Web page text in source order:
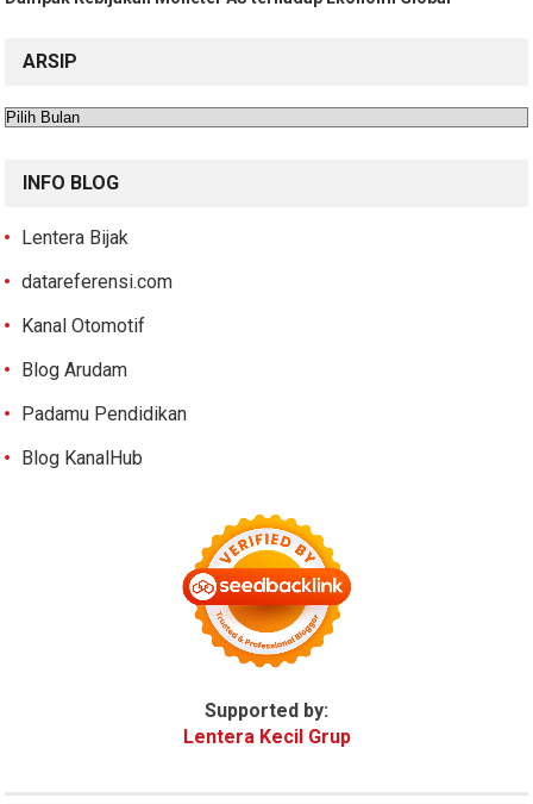
ARSIP
Arsip
INFO BLOG
Lentera Bijak
datareferensi.com
Kanal Otomotif
Blog Arudam
Padamu Pendidikan
Blog KanalHub
Supported by:
Lentera Kecil Grup